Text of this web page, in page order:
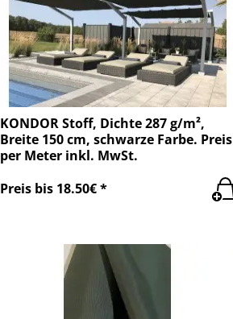
KONDOR Stoff, Dichte 287 g/m²,
Breite 150 cm, schwarze Farbe. Preis
per Meter inkl. MwSt.
Preis bis 18.50€ *